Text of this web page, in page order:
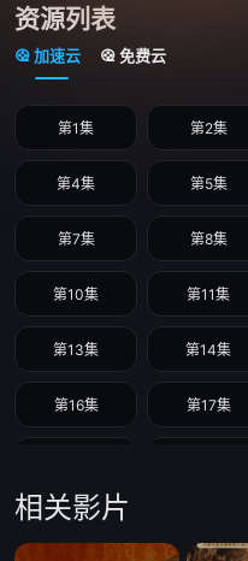
资源列表
加速云 免费云
第1集 第2集
第4集 第5集
第7集 第8集
第10集 第11集
第13集 第14集
第16集 第17集
第22集
相关影片